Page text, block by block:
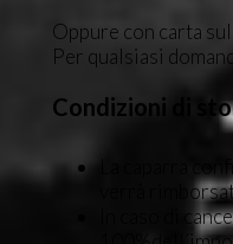
Oppure con carta sul
Per qualsiasi
Condizioni di
La caparra
verrà
In caso di